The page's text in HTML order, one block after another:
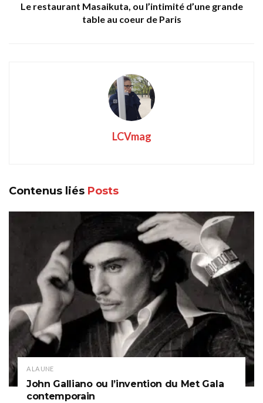
Le restaurant Masaikuta, ou l’intimité d’une grande
table au coeur de Paris
LCVmag
Contenus liés Posts
A LA UNE
John Galliano ou l’invention du Met Gala
contemporain